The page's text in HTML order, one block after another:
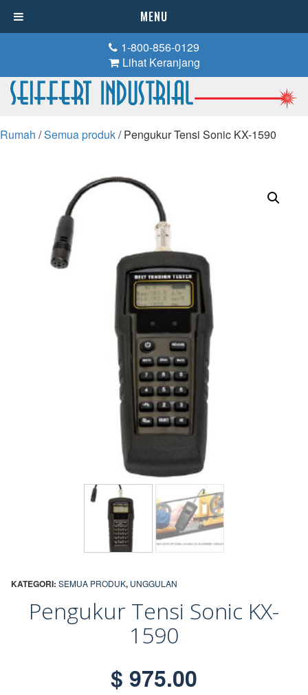
1-800-856-0129
Lihat Keranjang
Rumah /Semua produk/ Pengukur Tensi Sonic KX-1590
KATEGORI: SEMUA PRODUK, UNGGULAN
Pengukur Tensi Sonic KX-
1590
$ 975.00
MENU